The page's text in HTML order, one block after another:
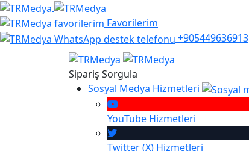
Favorilerim
+905449636913
Sipariş Sorgula
Sosyal Medya Hizmetleri
YouTube Hizmetleri
Twitter (X) Hizmetleri